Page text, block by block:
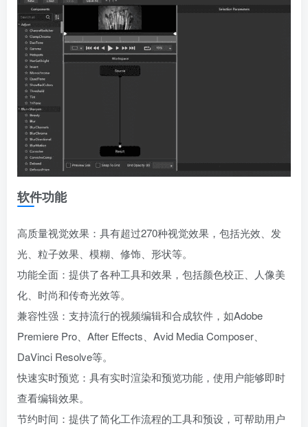
软件功能
高质量视觉效果：具有超过270种视觉效果，包括光效、发
光、粒子效果、模糊、修饰、形状等。
功能全面：提供了各种工具和效果，包括颜色校正、人像美
化、时尚和传奇光效等。
兼容性强：支持流行的视频编辑和合成软件，如Adobe
Premiere Pro、After Effects、Avid Media Composer、
DaVinci Resolve等。
快速实时预览：具有实时渲染和预览功能，使用户能够即时
查看编辑效果。
节约时间：提供了简化工作流程的工具和预设，可帮助用户